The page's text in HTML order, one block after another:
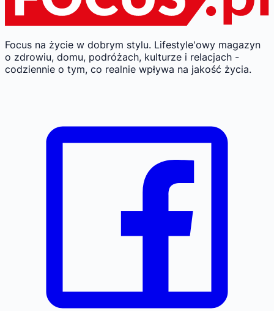
Focus na życie w dobrym stylu. Lifestyle'owy magazyn
o zdrowiu, domu, podróżach, kulturze i relacjach -
codziennie o tym, co realnie wpływa na jakość życia.